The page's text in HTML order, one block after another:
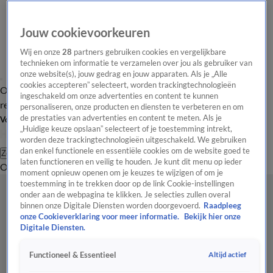
Overzicht Laatste nieuws Regionieuws Het beste van Hart
Tip de
redactie
Volg Hart van Nederland
Zoeken
OverzichtRegioUitzendingenWeerTip de redactiePanelVideo's
Jouw cookievoorkeuren
Wij en onze28 partners gebruiken cookies en vergelijkbare
technieken om informatie te verzamelen over jou als gebruiker van
onze website(s), jouw gedrag en jouw apparaten. Als je „Alle
cookies accepteren” selecteert, worden trackingtechnologieën
ingeschakeld om onze advertenties en content te kunnen
personaliseren, onze producten en diensten te verbeteren en om
de prestaties van advertenties en content te meten. Als je
„Huidige keuze opslaan” selecteert of je toestemming intrekt,
worden deze trackingtechnologieën uitgeschakeld. We gebruiken
dan enkel functionele en essentiële cookies om de website goed te
laten functioneren en veilig te houden. Je kunt dit menu op ieder
moment opnieuw openen om je keuzes te wijzigen of om je
toestemming in te trekken door op de link Cookie-instellingen
onder aan de webpagina te klikken. Je selecties zullen overal
binnen onze Digitale Diensten worden doorgevoerd. Raadpleeg
onze Cookieverklaring voor meer informatie.
Bekijk hier onze
Digitale Diensten.
Functioneel & Essentieel Altijd actief